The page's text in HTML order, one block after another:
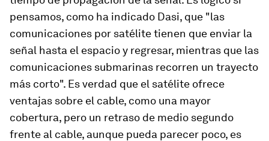
pensamos, como ha indicado Dasi, que "las
comunicaciones por satélite tienen que enviar la
señal hasta el espacio y regresar, mientras que las
comunicaciones submarinas recorren un trayecto
más corto". Es verdad que el satélite ofrece
ventajas sobre el cable, como una mayor
cobertura, pero un retraso de medio segundo
frente al cable, aunque pueda parecer poco, es